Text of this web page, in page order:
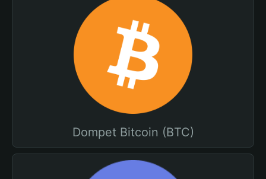
Dompet Bitcoin (BTC)